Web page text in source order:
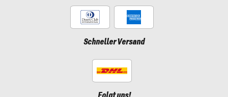
Schneller Versand